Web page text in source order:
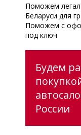
Поможем
Беларуси для
Поможем с
под ключ
Будем
России